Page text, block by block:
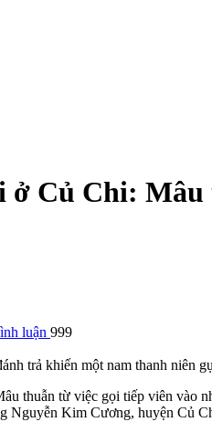
ở Củ Chi:
luận 999
trả khiến một nam thanh niên
Nguyễn Kim Cương, huyện Củ